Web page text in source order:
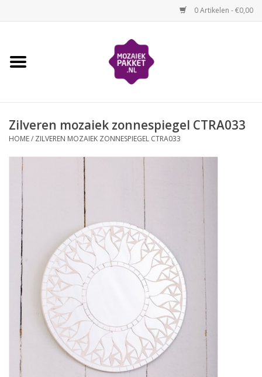
0 Artikelen - €0,00
Home
Volwassenen
Losse mozaïekmaterialen
Thema's
Hoe mozaïeken?
Video-instructies
Klantbeoordelingen
Wie zijn wij?
Moeder-dochter-activiteit
Zilveren mozaiek zonnespiegel CTRA033
HOME/ ZILVEREN MOZAIEK ZONNESPIEGEL CTRA033